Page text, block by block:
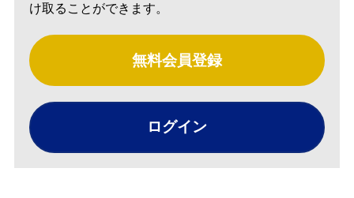
け取ることができます。
無料会員登録
ログイン